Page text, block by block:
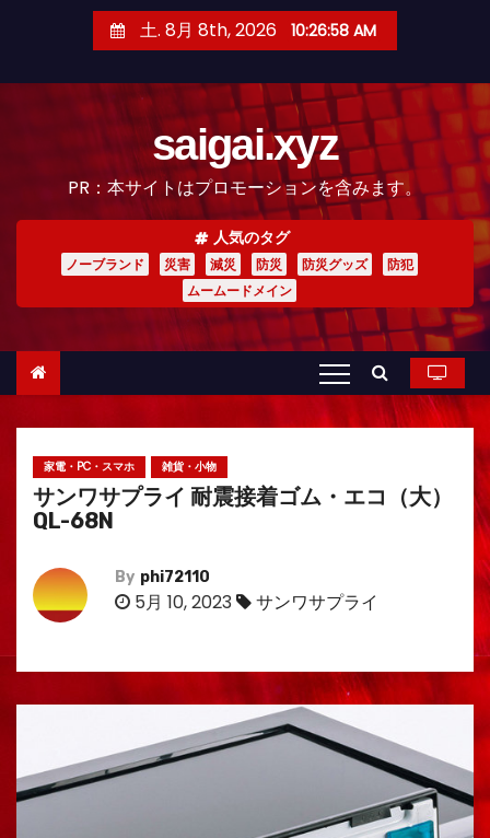
土. 8月 8th, 2026 10:27:00 AM
saigai.xyz
PR：本サイトはプロモーションを含みます。
人気のタグ
ノーブランド 災害 減災 防災 防災グッズ
防犯
ムームードメイン
家電・PC・スマホ 雑貨・小物
サンワサプライ 耐震接着ゴム・エコ（大）
QL-68N
By phi72110
5月 10, 2023 サンワサプライ